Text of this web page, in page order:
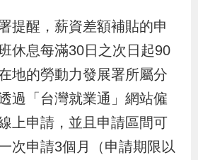
醒，薪資差額補貼的申
休息每滿30日之次日起90
地的勞動力發展署所屬分
過「台灣就業通」網站僱
上申請，並且申請區間可
次申請3個月（申請期限以